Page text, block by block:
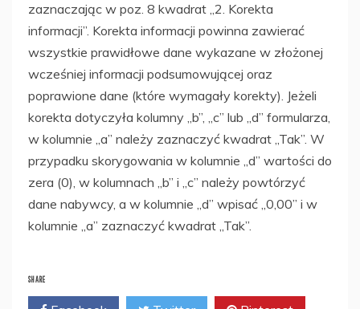
zaznaczając w poz. 8 kwadrat „2. Korekta
informacji”. Korekta informacji powinna zawierać
wszystkie prawidłowe dane wykazane w złożonej
wcześniej informacji podsumowującej oraz
poprawione dane (które wymagały korekty). Jeżeli
korekta dotyczyła kolumny „b”, „c” lub „d” formularza,
w kolumnie „a” należy zaznaczyć kwadrat „Tak”. W
przypadku skorygowania w kolumnie „d” wartości do
zera (0), w kolumnach „b” i „c” należy powtórzyć
dane nabywcy, a w kolumnie „d” wpisać „0,00” i w
kolumnie „a” zaznaczyć kwadrat „Tak”.
SHARE